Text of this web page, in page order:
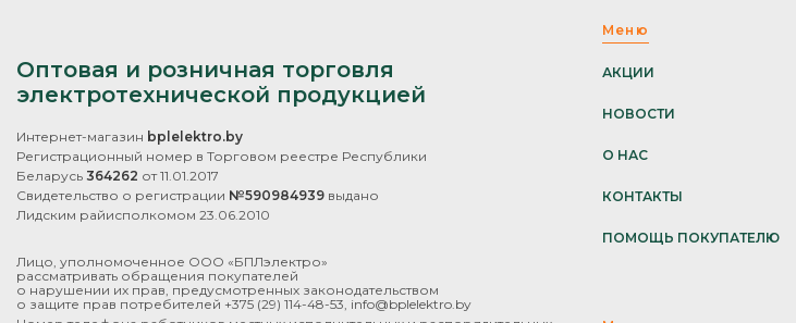
Оптовая и розничная торговля
электротехнической продукцией
Интернет-магазин bplelektro.by
Регистрационный номер в Торговом реестре Республики
Беларусь 364262 от 11.01.2017
Свидетельство о регистрации №590984939 выдано
Лидским райисполкомом 23.06.2010
Лицо, уполномоченное ООО «БПЛэлектро»
рассматривать обращения покупателей
о нарушении их прав, предусмотренных законодательством
о защите прав потребителей +375 (29) 114-48-53 info@bplelektro.by
Меню
АКЦИИ
НОВОСТИ
О НАС
КОНТАКТЫ
ПОМОЩЬ ПОКУПАТЕЛЮ